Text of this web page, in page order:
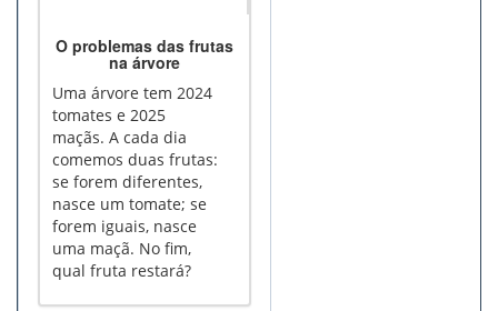
O problemas das frutas
na árvore
Uma árvore tem 2024
tomates e 2025
maçãs. A cada dia
comemos duas frutas:
se forem diferentes,
nasce um tomate; se
forem iguais, nasce
uma maçã. No fim,
qual fruta restará?